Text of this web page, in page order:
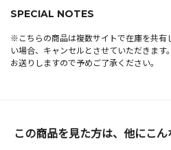
SPECIAL NOTES
※こちらの商品は複数サイトで在庫を共有
い場合、キャンセルとさせていただきま
お送りしますので予めご了承ください。
この商品を見た方は、他にこ